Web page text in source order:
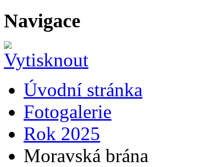
Navigace
Úvodní stránka
Fotogalerie
Rok 2025
Moravská brána